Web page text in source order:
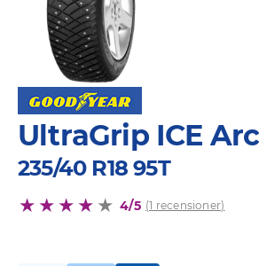
UltraGrip ICE
235/40 R18 95T
4/5 (1 recensioner)